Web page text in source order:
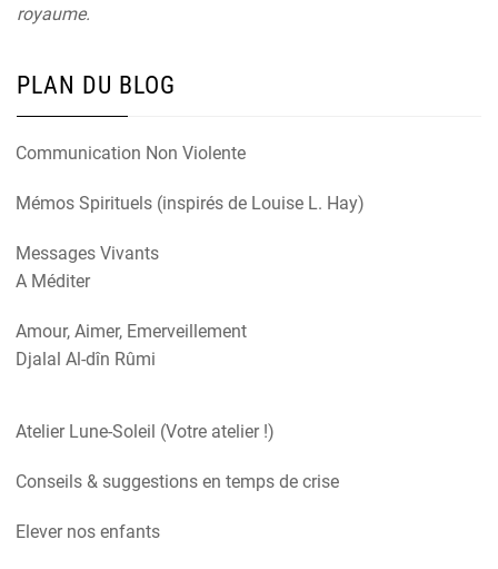
royaume.
PLAN DU BLOG
Communication Non Violente
Mémos Spirituels (inspirés de Louise L. Hay)
Messages Vivants
A Méditer
Amour, Aimer, Emerveillement
Djalal Al-dîn Rûmi
Atelier Lune-Soleil (Votre atelier !)
Conseils & suggestions en temps de crise
Elever nos enfants